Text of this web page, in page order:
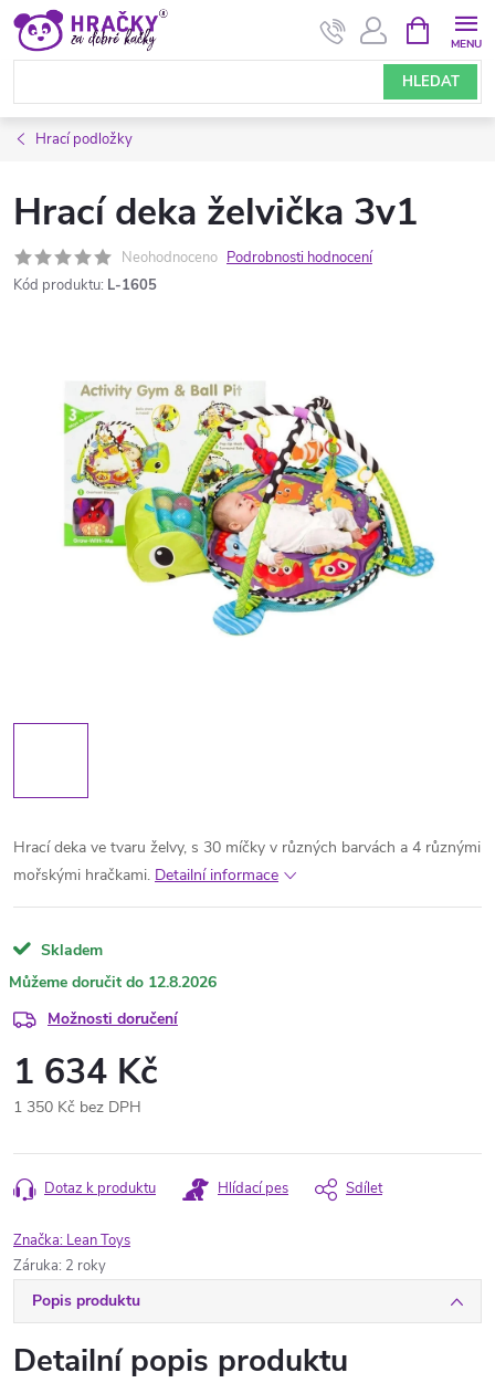
Přejít
obsah
HLEDAT
NÁKUPNÍ
KOŠÍK
Hrací podložky
Hrací deka želvička 3v1
Neohodnoceno Podrobnosti hodnocení
Kód produktu: L-1605
Hrací deka ve tvaru želvy, s 30 míčky v různých barvách a 4 různými
mořskými hračkami. Detailní informace
Skladem
12.8.2026
Možnosti doručení
1 634 Kč
1 350 Kč bez DPH
cena:
Dotaz k produktu Hlídací pes Sdílet
Značka: Lean Toys
Záruka: 2 roky
Popis produktu
Detailní popis produktu